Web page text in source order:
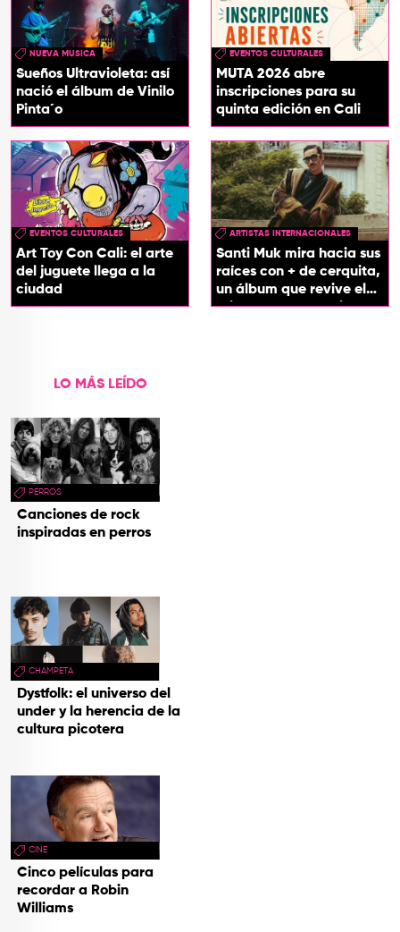
NUEVA MUSICA
Sueños Ultravioleta: así
nació el álbum de Vinilo
Pinta´o
EVENTOS CULTURALES
MUTA 2026 abre
inscripciones para su
quinta edición en Cali
EVENTOS CULTURALES
Art Toy Con Cali: el arte
del juguete llega a la
ciudad
ARTISTAS INTERNACIONALES
Santi Muk mira hacia sus
raíces con + de cerquita,
un álbum que revive el
origen de sus canciones
LO MÁS LEÍDO
PERROS
Canciones de rock
inspiradas en perros
CHAMPETA
Dystfolk: el universo del
under y la herencia de la
cultura picotera
CINE
Cinco películas para
recordar a Robin
Williams